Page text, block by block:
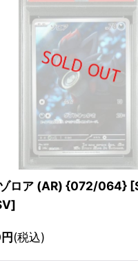
ゾロア (AR) {072/064}
円(税込)